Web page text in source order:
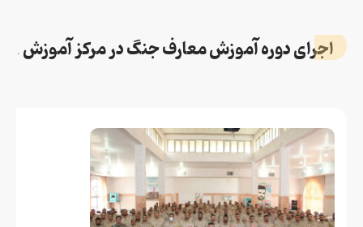
اجرای دوره آموزش معارف جنگ در مرکز آموزش 05 کرمان